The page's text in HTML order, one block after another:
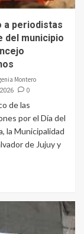
a periodistas
del municipio
Montero
0
de las
por el Día del
la Municipalidad
de Jujuy y